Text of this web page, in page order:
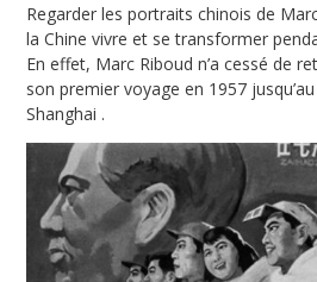
Regarder les portraits chinois de
la Chine vivre et se transformer
En effet, Marc Riboud n’a cessé de
son premier voyage en 1957
Shanghai .